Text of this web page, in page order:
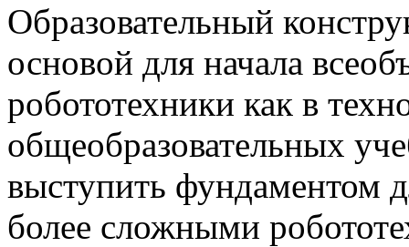
Образовательный
основой для начала
робототехники как в
общеобразовательных
выступить фундаментом
более сложными